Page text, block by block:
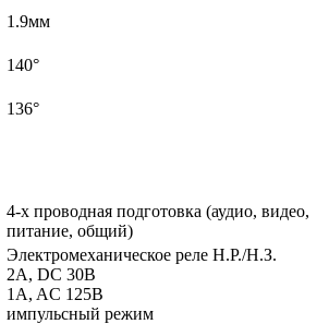
1.9мм
140°
136°
4-х проводная подготовка (аудио, видео,
питание, общий)
Электромеханическое реле Н.Р./Н.З.
2A, DC 30В
1A, AC 125В
импульсный режим